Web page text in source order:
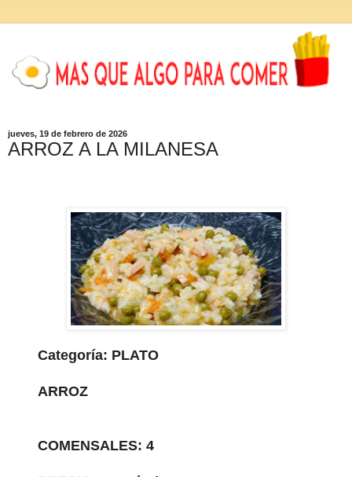
jueves, 19 de febrero de 2026
ARROZ A LA MILANESA
Categoría: PLATO
ARROZ
COMENSALES: 4